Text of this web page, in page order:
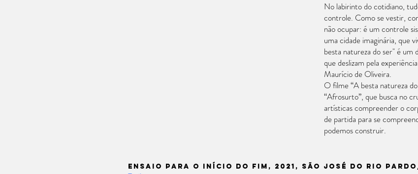
No labirinto do cotidiano,
controle. Como se vestir,
não ocupar: é um controle
uma cidade imaginária, que
besta natureza do ser" é um
que deslizam pela
Maurício de Oliveira.
O filme “A besta natureza
“Afrosurto”, que busca no
artísticas compreender o
de partida para se
podemos construir.
Ensaio para o início do fim, 2021, SÃO JOSÉ DO RIO